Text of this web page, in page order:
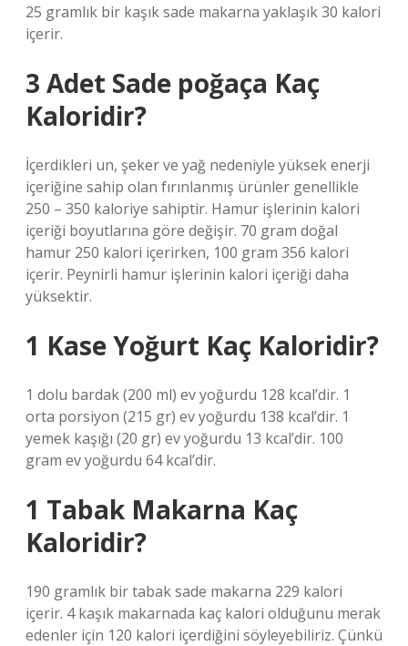
25 gramlık bir kaşık sade makarna yaklaşık 30 kalori
içerir.
3 Adet Sade poğaça Kaç
Kaloridir?
İçerdikleri un, şeker ve yağ nedeniyle yüksek enerji
içeriğine sahip olan fırınlanmış ürünler genellikle
250 – 350 kaloriye sahiptir. Hamur işlerinin kalori
içeriği boyutlarına göre değişir. 70 gram doğal
hamur 250 kalori içerirken, 100 gram 356 kalori
içerir. Peynirli hamur işlerinin kalori içeriği daha
yüksektir.
1 Kase Yoğurt Kaç Kaloridir?
1 dolu bardak (200 ml) ev yoğurdu 128 kcal’dir. 1
orta porsiyon (215 gr) ev yoğurdu 138 kcal’dir. 1
yemek kaşığı (20 gr) ev yoğurdu 13 kcal’dir. 100
gram ev yoğurdu 64 kcal’dir.
1 Tabak Makarna Kaç
Kaloridir?
190 gramlık bir tabak sade makarna 229 kalori
içerir. 4 kaşık makarnada kaç kalori olduğunu merak
edenler için 120 kalori içerdiğini söyleyebiliriz. Çünkü